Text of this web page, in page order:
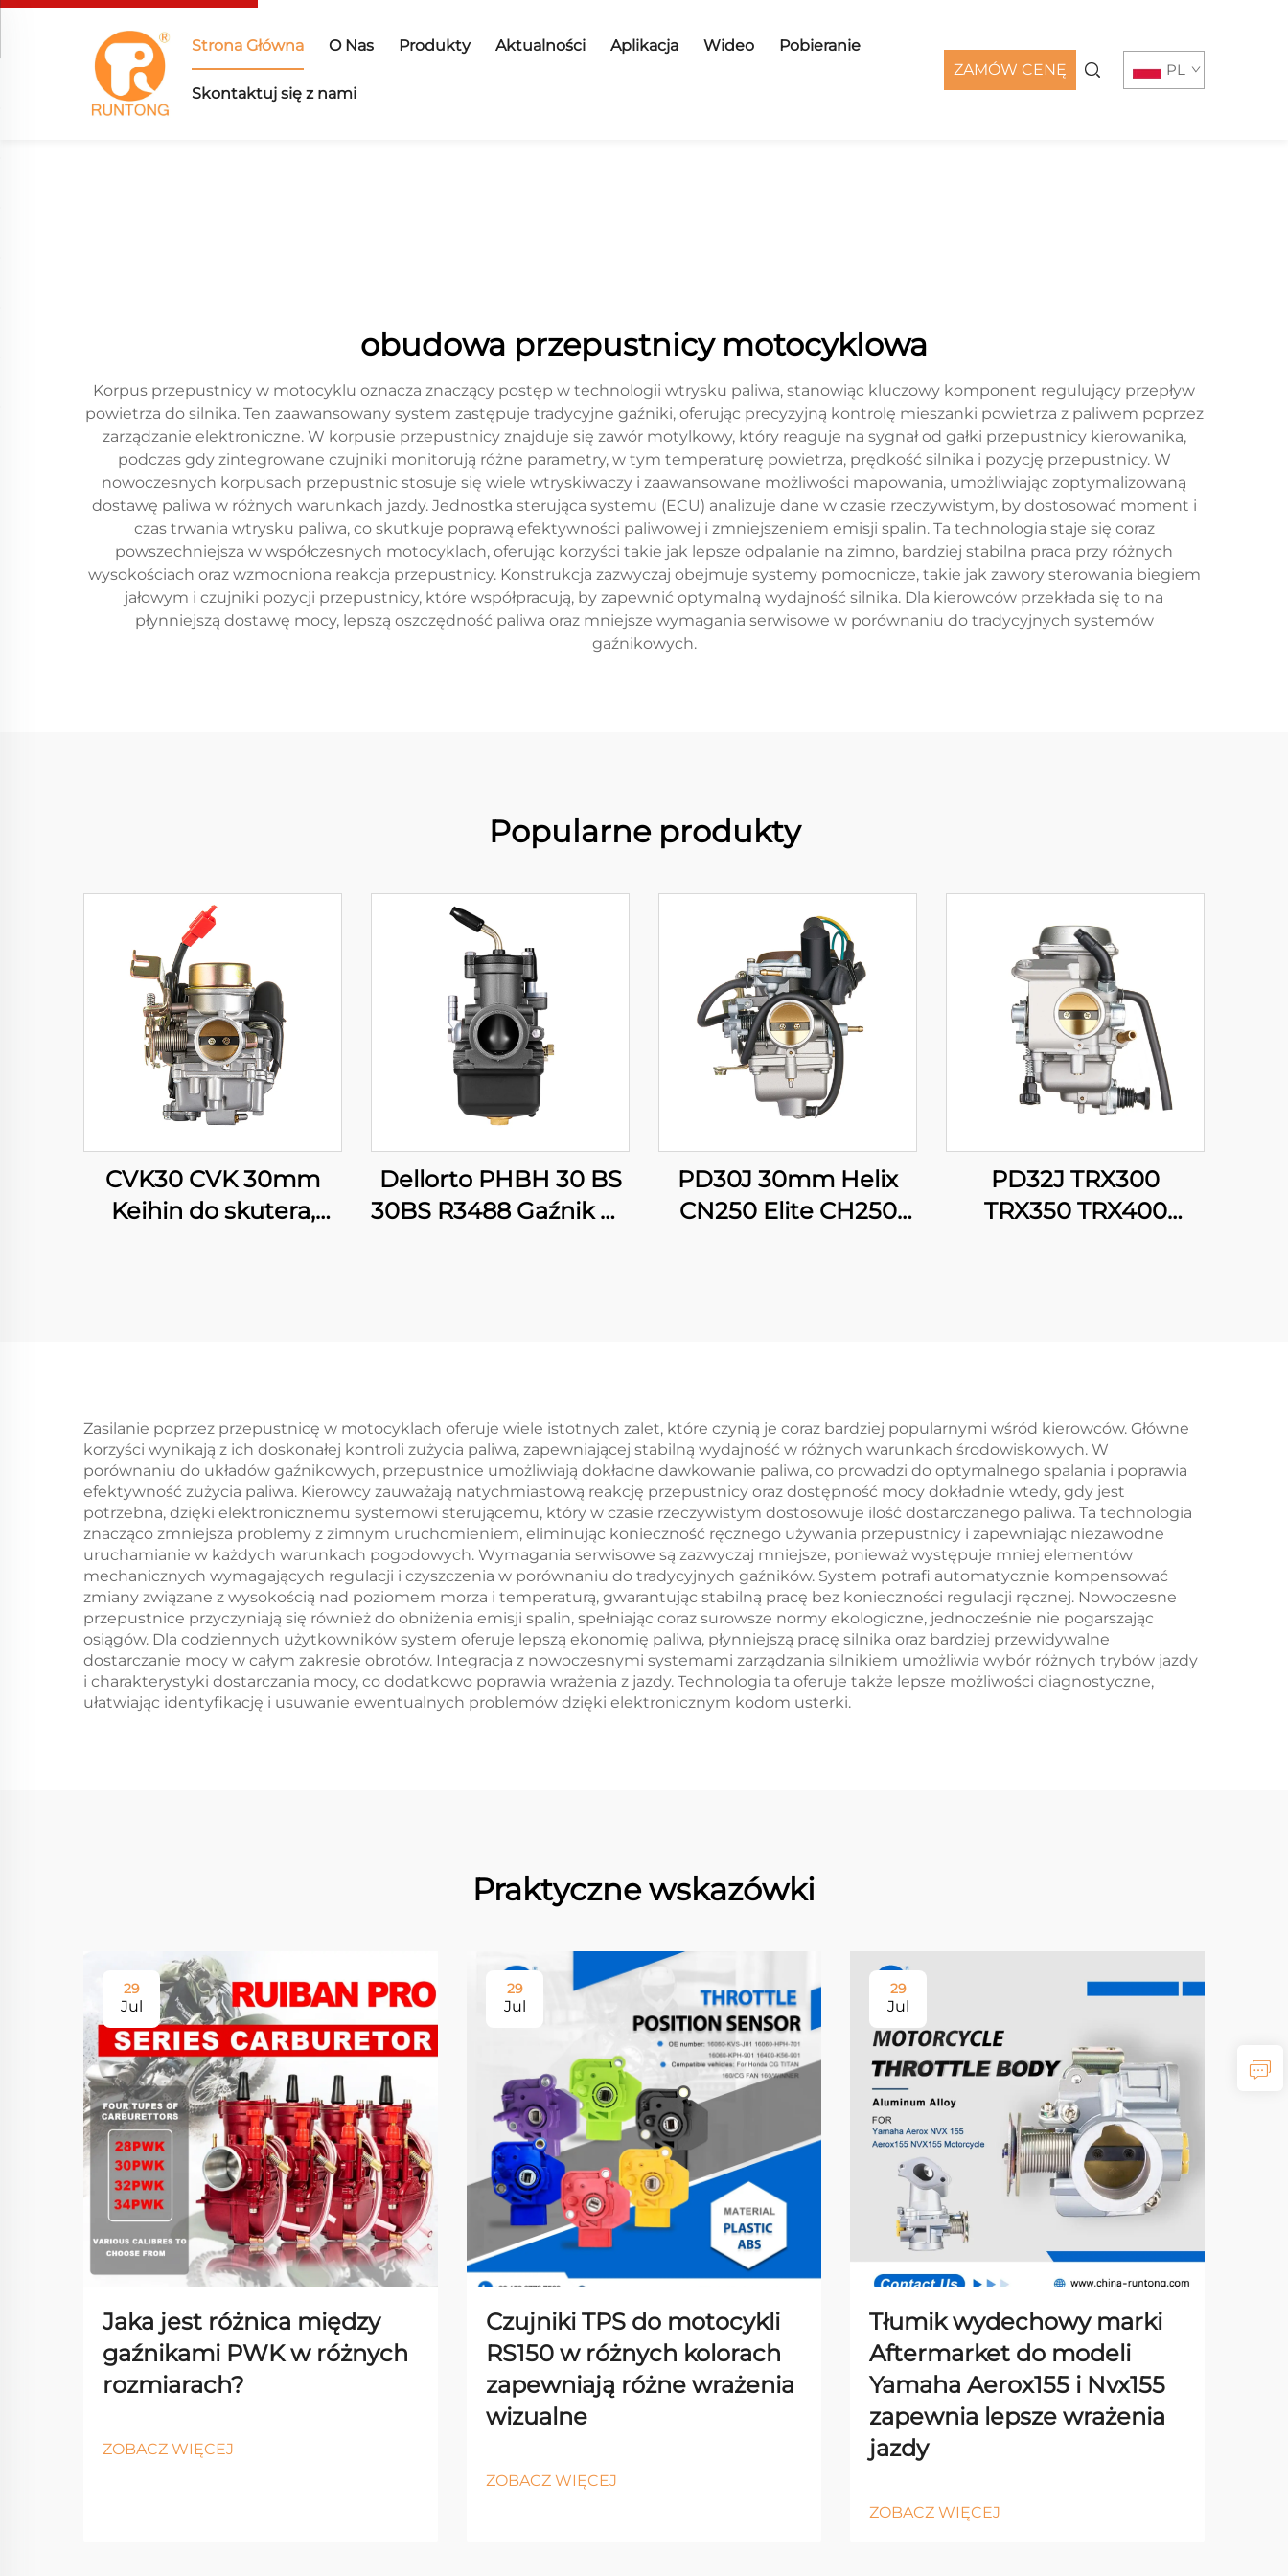
Strona Główna O Nas Produkty Aktualności Aplikacja Wideo Pobieranie
Skontaktuj się z nami
ZAMÓW CENĘ PL
obudowa przepustnicy motocyklowa
Korpus przepustnicy w motocyklu oznacza znaczący postęp w technologii wtrysku paliwa, stanowiąc kluczowy komponent regulujący przepływ
powietrza do silnika. Ten zaawansowany system zastępuje tradycyjne gaźniki, oferując precyzyjną kontrolę mieszanki powietrza z paliwem poprzez
zarządzanie elektroniczne. W korpusie przepustnicy znajduje się zawór motylkowy, który reaguje na sygnał od gałki przepustnicy kierowanika,
podczas gdy zintegrowane czujniki monitorują różne parametry, w tym temperaturę powietrza, prędkość silnika i pozycję przepustnicy. W
nowoczesnych korpusach przepustnic stosuje się wiele wtryskiwaczy i zaawansowane możliwości mapowania, umożliwiając zoptymalizowaną
dostawę paliwa w różnych warunkach jazdy. Jednostka sterująca systemu (ECU) analizuje dane w czasie rzeczywistym, by dostosować moment i
czas trwania wtrysku paliwa, co skutkuje poprawą efektywności paliwowej i zmniejszeniem emisji spalin. Ta technologia staje się coraz
powszechniejsza w współczesnych motocyklach, oferując korzyści takie jak lepsze odpalanie na zimno, bardziej stabilna praca przy różnych
wysokościach oraz wzmocniona reakcja przepustnicy. Konstrukcja zazwyczaj obejmuje systemy pomocnicze, takie jak zawory sterowania biegiem
jałowym i czujniki pozycji przepustnicy, które współpracują, by zapewnić optymalną wydajność silnika. Dla kierowców przekłada się to na
płynniejszą dostawę mocy, lepszą oszczędność paliwa oraz mniejsze wymagania serwisowe w porównaniu do tradycyjnych systemów
gaźnikowych.
Popularne produkty
CVK30 CVK 30mm
Keihin do skutera,
Dellorto PHBH 30 BS
30BS R3488 Gaźnik do
PD30J 30mm Helix
CN250 Elite CH250
PD32J TRX300
TRX350 TRX400
Zasilanie poprzez przepustnicę w motocyklach oferuje wiele istotnych zalet, które czynią je coraz bardziej popularnymi wśród kierowców. Główne
korzyści wynikają z ich doskonałej kontroli zużycia paliwa, zapewniającej stabilną wydajność w różnych warunkach środowiskowych. W
porównaniu do układów gaźnikowych, przepustnice umożliwiają dokładne dawkowanie paliwa, co prowadzi do optymalnego spalania i poprawia
efektywność zużycia paliwa. Kierowcy zauważają natychmiastową reakcję przepustnicy oraz dostępność mocy dokładnie wtedy, gdy jest
potrzebna, dzięki elektronicznemu systemowi sterującemu, który w czasie rzeczywistym dostosowuje ilość dostarczanego paliwa. Ta technologia
znacząco zmniejsza problemy z zimnym uruchomieniem, eliminując konieczność ręcznego używania przepustnicy i zapewniając niezawodne
uruchamianie w każdych warunkach pogodowych. Wymagania serwisowe są zazwyczaj mniejsze, ponieważ występuje mniej elementów
mechanicznych wymagających regulacji i czyszczenia w porównaniu do tradycyjnych gaźników. System potrafi automatycznie kompensować
zmiany związane z wysokością nad poziomem morza i temperaturą, gwarantując stabilną pracę bez konieczności regulacji ręcznej. Nowoczesne
przepustnice przyczyniają się również do obniżenia emisji spalin, spełniając coraz surowsze normy ekologiczne, jednocześnie nie pogarszając
osiągów. Dla codziennych użytkowników system oferuje lepszą ekonomię paliwa, płynniejszą pracę silnika oraz bardziej przewidywalne
dostarczanie mocy w całym zakresie obrotów. Integracja z nowoczesnymi systemami zarządzania silnikiem umożliwia wybór różnych trybów jazdy
i charakterystyki dostarczania mocy, co dodatkowo poprawia wrażenia z jazdy. Technologia ta oferuje także lepsze możliwości diagnostyczne,
ułatwiając identyfikację i usuwanie ewentualnych problemów dzięki elektronicznym kodom usterki.
Praktyczne wskazówki
29
Jul
Jaka jest różnica między
gaźnikami PWK w różnych
rozmiarach?
ZOBACZ WIĘCEJ
29
Jul
Czujniki TPS do motocykli
RS150 w różnych kolorach
zapewniają różne wrażenia
wizualne
ZOBACZ WIĘCEJ
29
Jul
Tłumik wydechowy marki
Aftermarket do modeli
Yamaha Aerox155 i Nvx155
zapewnia lepsze wrażenia
jazdy
ZOBACZ WIĘCEJ